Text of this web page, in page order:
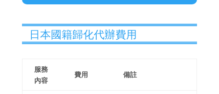
日本國籍歸化代辦費用
服務
內容
費用 備註